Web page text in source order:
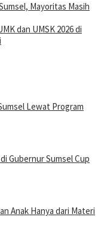
Mayoritas Masih
dan UMSK 2026 di
Lewat Program
Gubernur Sumsel Cup
Anak Hanya dari Materi